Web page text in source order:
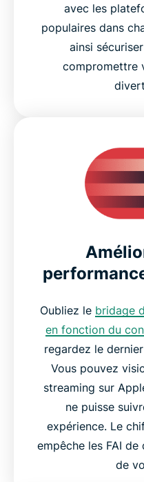
avec les
populaires dans
ainsi
compromettre
Oubliez le bridage
en fonction du
regardez le
Vous pouvez
streaming sur
ne puisse
expérience. Le
empêche les FAI
de